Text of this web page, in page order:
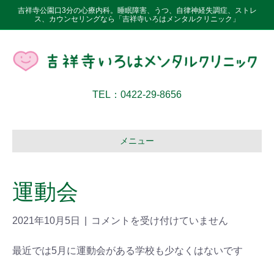
吉祥寺公園口3分の心療内科。睡眠障害、うつ、自律神経失調症、ストレ
ス、カウンセリングなら「吉祥寺いろはメンタルクリニック」
TEL：0422-29-8656
メニュー
運動会
2021年10月5日 コメントを受け付けていません
最近では5月に運動会がある学校も少なくはないです